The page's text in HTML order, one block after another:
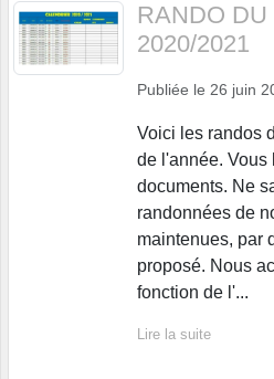
RANDO
2020/2021
Publiée le 26 juin
Voici les randos
de l'année. Vous
documents. Ne
randonnées de
maintenues, par
proposé. Nous
fonction de l'...
Lire la suite